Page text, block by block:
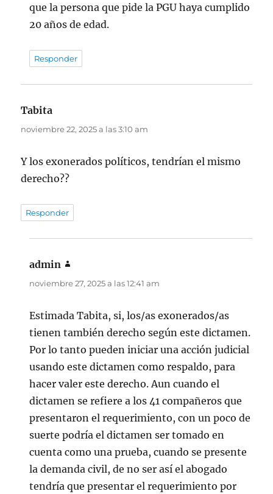
que la persona que pide la PGU haya cumplido
20 años de edad.
Responder
Tabita
noviembre 22, 2025 a las 3:10 am
Y los exonerados políticos, tendrían el mismo
derecho??
Responder
admin
noviembre 27, 2025 a las 12:41 am
Estimada Tabita, si, los/as exonerados/as
tienen también derecho según este dictamen.
Por lo tanto pueden iniciar una acción judicial
usando este dictamen como respaldo, para
hacer valer este derecho. Aun cuando el
dictamen se refiere a los 41 compañeros que
presentaron el requerimiento, con un poco de
suerte podría el dictamen ser tomado en
cuenta como una prueba, cuando se presente
la demanda civil, de no ser así el abogado
tendría que presentar el requerimiento por